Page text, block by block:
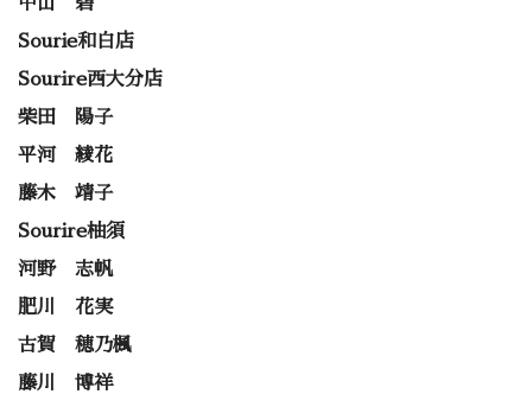
Sourie和白店
Sourire西大分店
柴田 陽子
平河 綾花
藤木 靖子
Sourire柚須
河野 志帆
肥川 花実
古賀 穂乃楓
藤川 博祥